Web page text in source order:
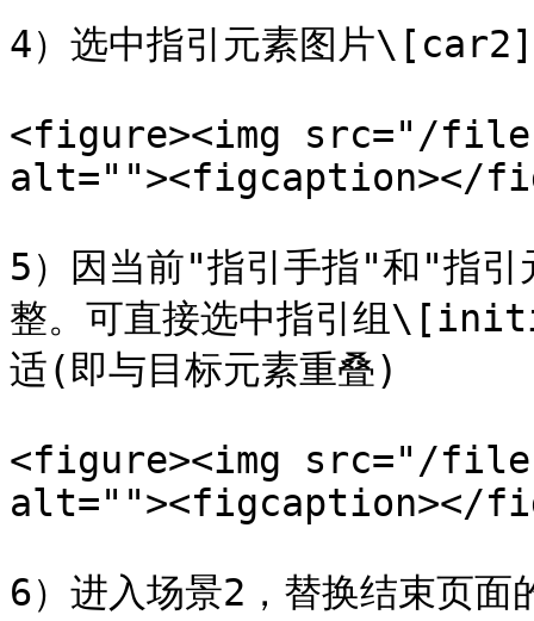
4）选中指引元素图片\[car2]
<figure><img src="/files/
alt=""><figcaption></
5）因当前"指引手指"和"指引
整。可直接选中指引组
适(即与目标元素重叠)
<figure><img src="/files/
alt=""><figcaption></
6）进入场景2，替换结束页